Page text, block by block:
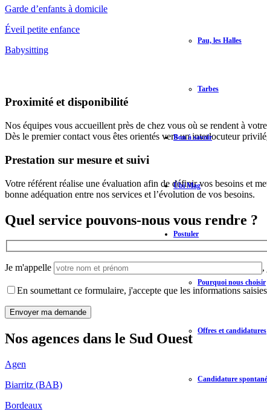
Pau, les Halles
Tarbes
Bon à savoir
Übi Mag
Postuler
Pourquoi nous choisir
Offres et candidatures
Candidature
Garde d’enfants à domicile
Éveil petite enfance
Babysitting
Proximité et disponibilité
Nos équipes vous accueillent près de chez vous où se rendent à
Dès le premier contact vous êtes orientés vers un interlocuteur
Prestation sur mesure et suivi
Votre référent réalise une évaluation afin de définir vos besoins et
bonne adéquation entre nos services et l’évolution de vos besoins.
Quel service pouvons-nous vous rendre ?
Je m'appelle ,
En soumettant ce formulaire, j'accepte que les informations
Nos agences dans le Sud Ouest
Agen
Biarritz (BAB)
Bordeaux